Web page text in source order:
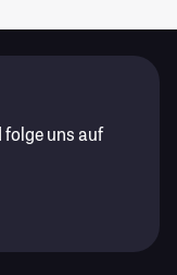
folge uns auf